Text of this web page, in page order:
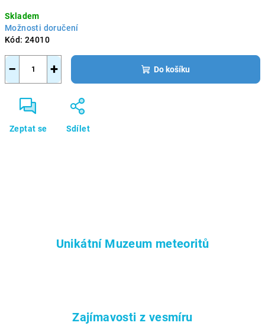
cena:
Skladem
Možnosti doručení
Kód: 24010
+
− Do košíku
Zeptat se Sdílet
Unikátní Muzeum meteoritů
Zajímavosti z vesmíru